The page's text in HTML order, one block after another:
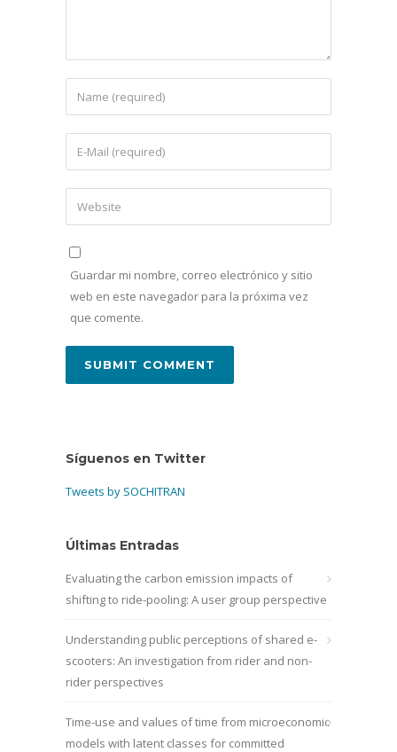
Guardar mi nombre, correo electrónico y sitio
web en este navegador para la próxima vez
que comente.
Síguenos en Twitter
Tweets by SOCHITRAN
Últimas Entradas
Evaluating the carbon emission impacts of
shifting to ride-pooling: A user group perspective
Understanding public perceptions of shared e-
scooters: An investigation from rider and non-
rider perspectives
Time-use and values of time from microeconomic
models with latent classes for committed